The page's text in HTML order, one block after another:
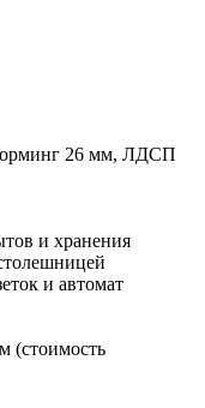
26 мм, ЛДСП
и хранения
и автомат
(стоимость